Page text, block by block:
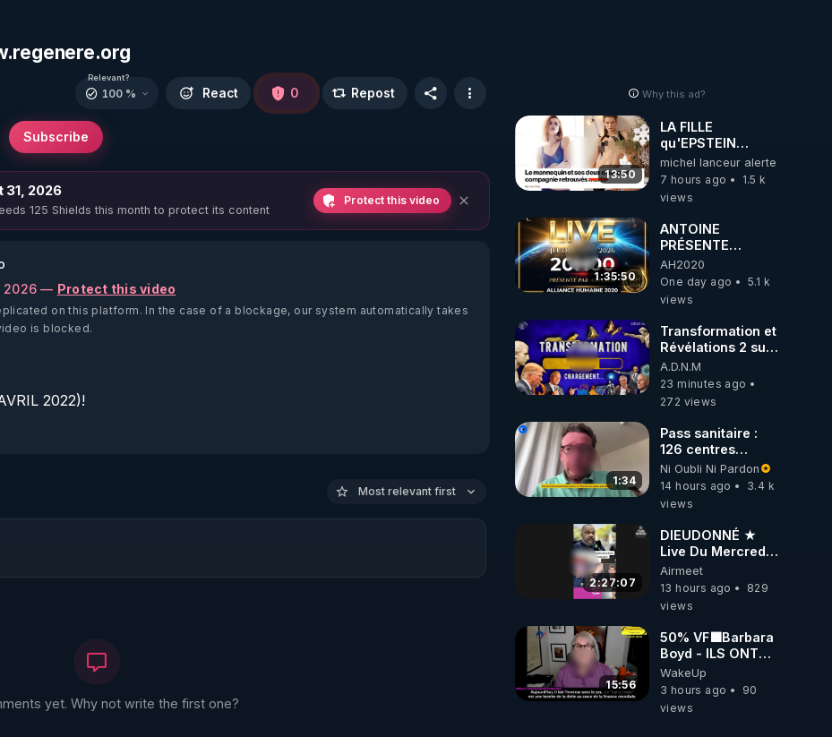
Subscribe
Relevant?
100 % React 0 Repost
2026
125 Shields this month to protect its content
Protect this video
2026 — Protect this video
on this platform. In the case of a blockage, our system automatically takes
is blocked.
2022)!
Most relevant first
yet. Why not write the first one?
Why this ad?
13:50
LA FILLE
qu'EPSTEIN
VOULAIT CACHER
michel lanceur alerte
7 hours ago
1.5 k
views
1:35:50
ANTOINE
PRÉSENTE
AH2020 LE LIVE
20H ***DU
06/08/2026***
AH2020
One day ago
5.1 k
views
Transformation et
Révélations 2 sur
2 - live du
07/08/26
A.D.N.M
23 minutes ago
272 views
1:34
Pass sanitaire :
126 centres
commerciaux
concernés par
l'obligation dans
Ni Oubli Ni Pardon
14 hours ago
3.4 k
views
2:27:07
DIEUDONNÉ ★
Live Du Mercredi
5 Août 2026
Airmeet
13 hours ago
829
views
15:56
50% VF🟩Barbara
Boyd - ILS ONT
MENTI SUR TOUT
-Jocelyne
Traduction
WakeUp
3 hours ago
90
views